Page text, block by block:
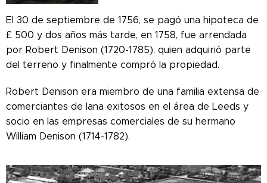
El 30 de septiembre de 1756, se pagó una hipoteca de
£ 500 y dos años más tarde, en 1758, fue arrendada
por Robert Denison (1720-1785), quien adquirió parte
del terreno y finalmente compró la propiedad.
Robert Denison era miembro de una familia extensa de
comerciantes de lana exitosos en el área de Leeds y
socio en las empresas comerciales de su hermano
William Denison (1714-1782).